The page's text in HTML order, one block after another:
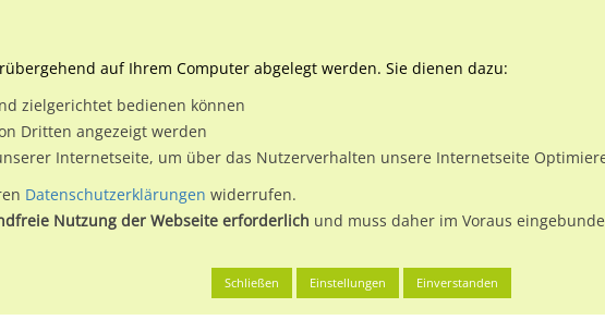
Planen & Buchen Plakatwerbung
Bernburg (Saale), Stadt Baalberger Str. geg. (PP) Weber RS
auf Ihrem Computer abgelegt werden. Sie dienen dazu:
zielgerichtet bedienen können
Dritten angezeigt werden
Internetseite, um über das Nutzerverhalten unsere Internetseite
Datenschutzerklärungen widerrufen.
Nutzung der Webseite erforderlich und muss daher im Voraus
Schließen Einstellungen Einverstanden